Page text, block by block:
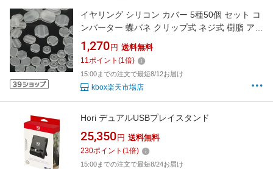
イヤリング シリコン カバー 5種50個 セット コ
ンバーター 蝶バネ クリップ式 ネジ式 樹脂 アク
セサリー パーツ
1,270 円 送料無料
11ポイント (1倍)
15:00までの注文で最短8/12お届け
kbox楽天市場店
Hori デュアルUSBプレイスタンド
25,350 円 送料無料
230ポイント (1倍)
15:00までの注文で最短8/24お届け